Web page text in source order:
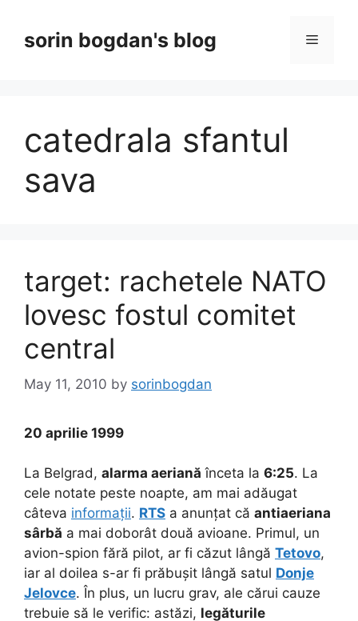
contentsorin bogdan's blog Menu
catedrala sfantul
sava
target: rachetele NATO
lovesc fostul comitet
central
May 11, 2010 by sorinbogdan
20 aprilie 1999
La Belgrad, alarma aeriană înceta la 6:25. La
cele notate peste noapte, am mai adăugat
câteva informații. RTS a anunțat că antiaeriana
sârbă a mai doborât două avioane. Primul, un
avion-spion fără pilot, ar fi căzut lângă Tetovo,
iar al doilea s-ar fi prăbușit lângă satul Donje
Jelovce. În plus, un lucru grav, ale cărui cauze
trebuie să le verific: astăzi, legăturile